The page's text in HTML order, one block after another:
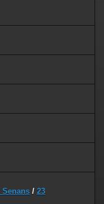
Senans / 23